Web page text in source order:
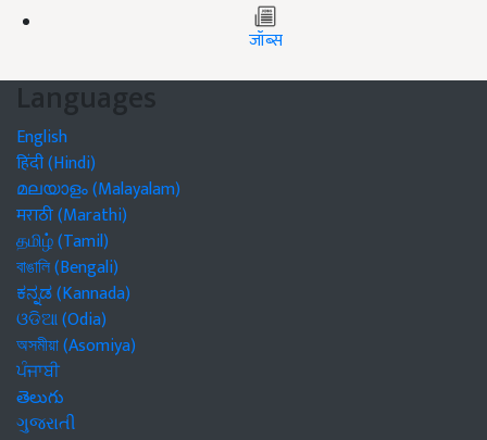
जॉब्स
Languages
English
हिंदी (Hindi)
മലയാളം (Malayalam)
मराठी (Marathi)
தமிழ் (Tamil)
বাঙালি (Bengali)
ಕನ್ನಡ (Kannada)
ଓଡିଆ (Odia)
অসমীয়া (Asomiya)
ਪੰਜਾਬੀ
తెలుగు
ગુજરાતી